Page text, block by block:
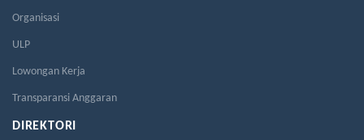
Organisasi
ULP
Lowongan Kerja
Transparansi Anggaran
DIREKTORI